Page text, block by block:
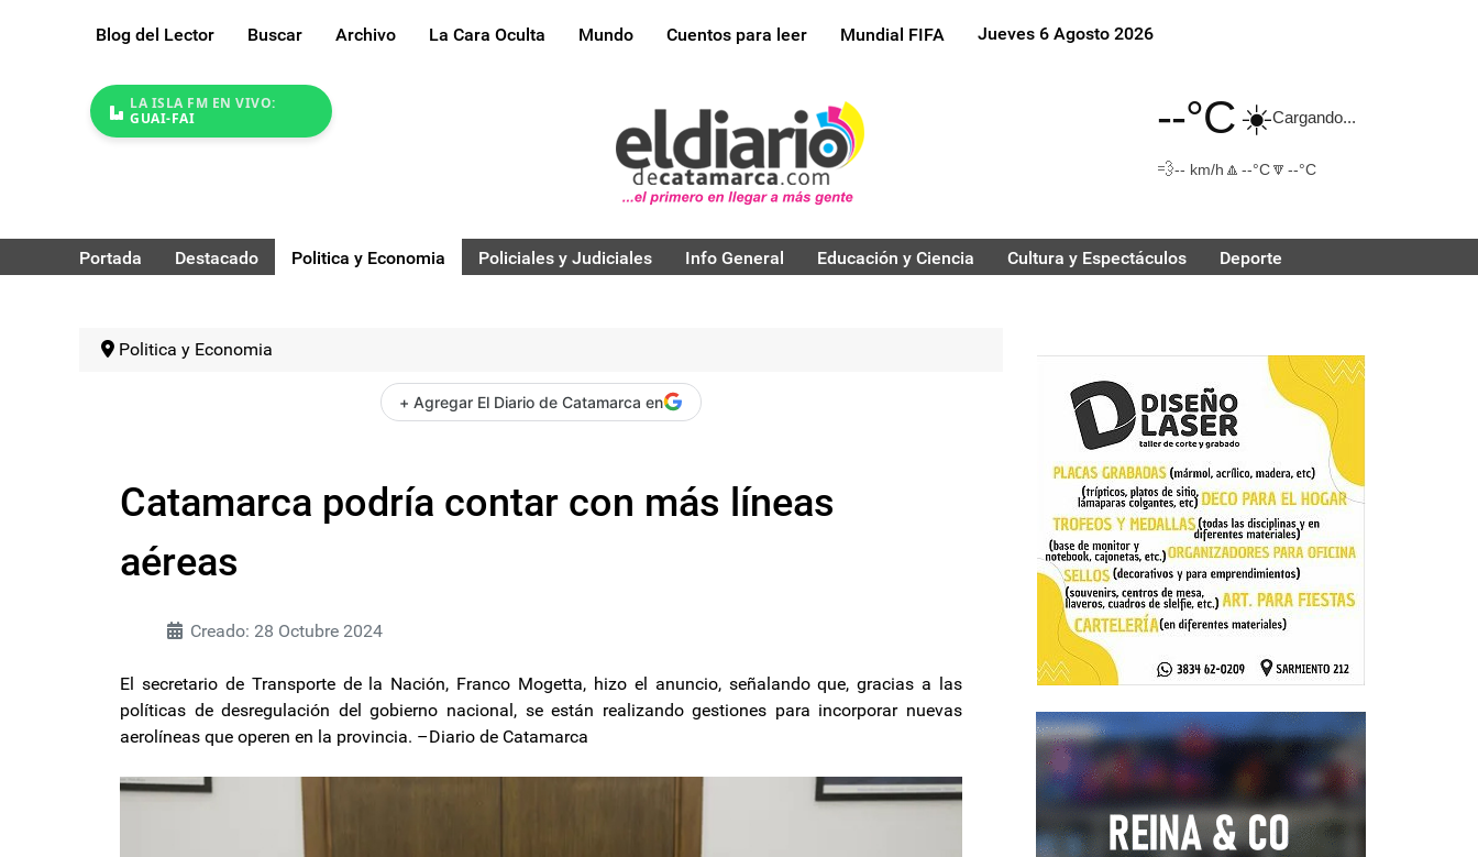
Blog del Lector Buscar Archivo La Cara Oculta Mundo Cuentos para leer Mundial FIFA Jueves 6 Agosto 2026
LA ISLA FM EN VIVO:
GUAI-FAI
--°C☀️Cargando...
💨-- km/h 🔼 --°C🔽 --°C
Portada Destacado Politica y Economia Policiales y Judiciales Info General Educación y Ciencia Cultura y Espectáculos Deporte
Politica y Economia
+ Agregar El Diario de Catamarca en
Catamarca podría contar con más líneas
aéreas
Creado: 28 Octubre 2024
El secretario de Transporte de la Nación, Franco Mogetta, hizo el anuncio, señalando que, gracias a las
políticas de desregulación del gobierno nacional, se están realizando gestiones para incorporar nuevas
aerolíneas que operen en la provincia. –Diario de Catamarca